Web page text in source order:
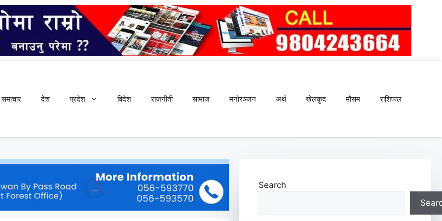
समाचार देश प्रदेश विदेश राजनीती सामाज मनोरञ्जन अर्थ खेलकुद मौसम राशिफल
Search